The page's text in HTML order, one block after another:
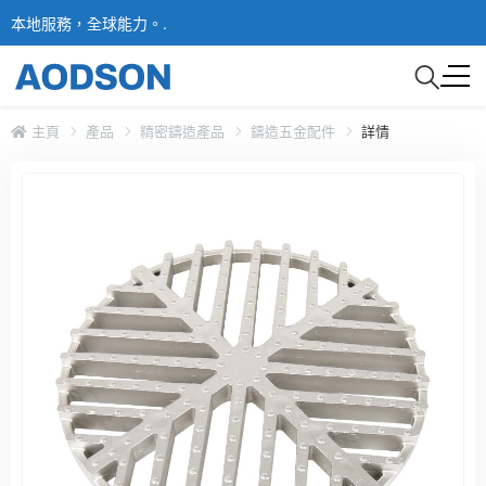
本地服務，全球能力。.
主頁 產品 精密鑄造產品 鑄造五金配件 詳情